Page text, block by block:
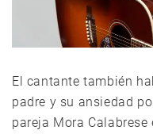
El cantante también
padre y su ansiedad
pareja Mora